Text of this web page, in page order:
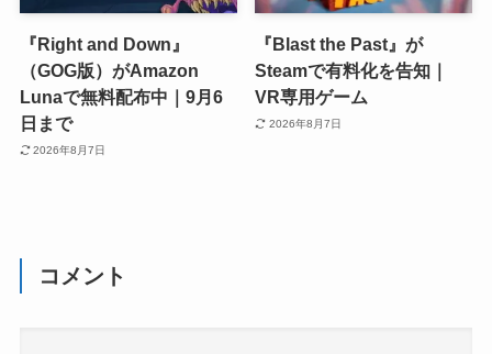
『Right and Down』
（GOG版）がAmazon
Lunaで無料配布中｜9月6
日まで
2026年8月7日
『Blast the Past』が
Steamで有料化を告知｜
VR専用ゲーム
2026年8月7日
コメント